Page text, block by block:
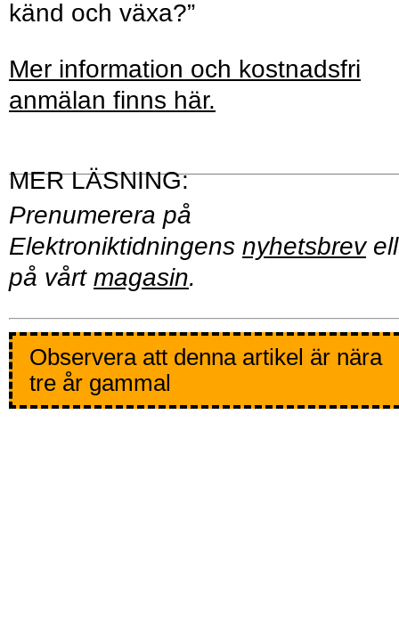
känd och växa?”
Mer information och kostnadsfri
anmälan finns här.
Prenumerera på
Elektroniktidningens nyhetsbrev
på vårt magasin.
Observera att denna artikel är nära
tre år gammal